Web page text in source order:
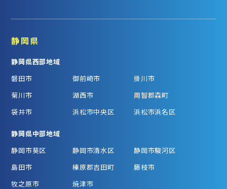
静岡県
静岡県西部地域
磐田市
御前崎市
掛川市
菊川市
湖西市
周智郡森町
袋井市
浜松市中央区 浜松市浜名区
静岡県中部地域
静岡市葵区
静岡市清水区
静岡市駿河区
島田市
榛原郡吉田町
藤枝市
牧之原市
焼津市